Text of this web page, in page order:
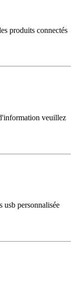
produits connectés
veuillez
usb personnalisée